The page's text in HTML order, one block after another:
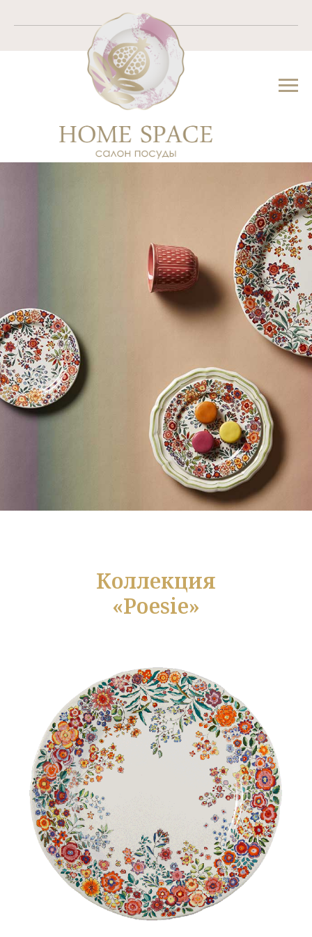
Коллекция
«Poesie»